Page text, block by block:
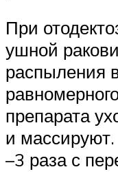
При
ушной
распыления
препарата
и
–3 раза с